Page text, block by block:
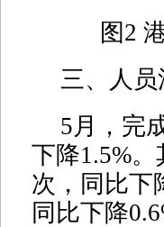
图2
三、人
5月，完
下降1.5%
次，同比下
同比下降